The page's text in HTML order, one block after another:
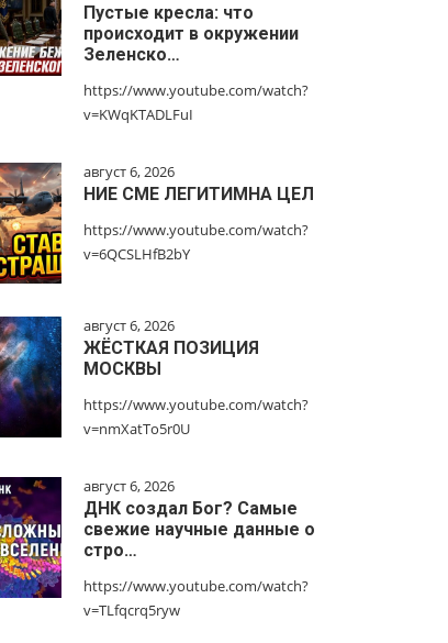
Пустые кресла: что
происходит в окружении
Зеленско…
https://www.youtube.com/watch?
v=KWqKTADLFuI
август 6, 2026
НИЕ СМЕ ЛЕГИТИМНА ЦЕЛ
https://www.youtube.com/watch?
v=6QCSLHfB2bY
август 6, 2026
ЖЁСТКАЯ ПОЗИЦИЯ
МОСКВЫ
https://www.youtube.com/watch?
v=nmXatTo5r0U
август 6, 2026
ДНК создал Бог? Самые
свежие научные данные о
стро…
https://www.youtube.com/watch?
v=TLfqcrq5ryw